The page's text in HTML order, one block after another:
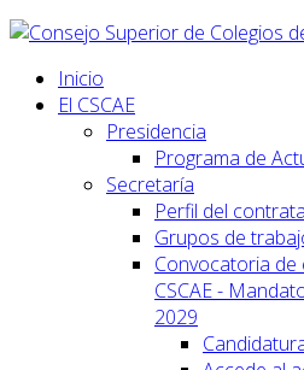
Inicio
El CSCAE
Presidencia
Programa de
Secretaría
Perfil del
Grupos de
Convocatoria de
CSCAE -
2029